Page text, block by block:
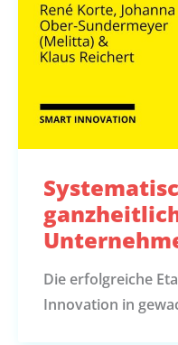
Die erfolgreiche
Innovation in